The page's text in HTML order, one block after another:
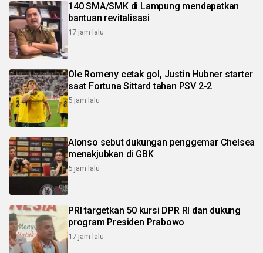
140 SMA/SMK di Lampung mendapatkan
bantuan revitalisasi
17 jam lalu
Ole Romeny cetak gol, Justin Hubner starter
saat Fortuna Sittard tahan PSV 2-2
5 jam lalu
Alonso sebut dukungan penggemar Chelsea
menakjubkan di GBK
5 jam lalu
PRI targetkan 50 kursi DPR RI dan dukung
program Presiden Prabowo
17 jam lalu